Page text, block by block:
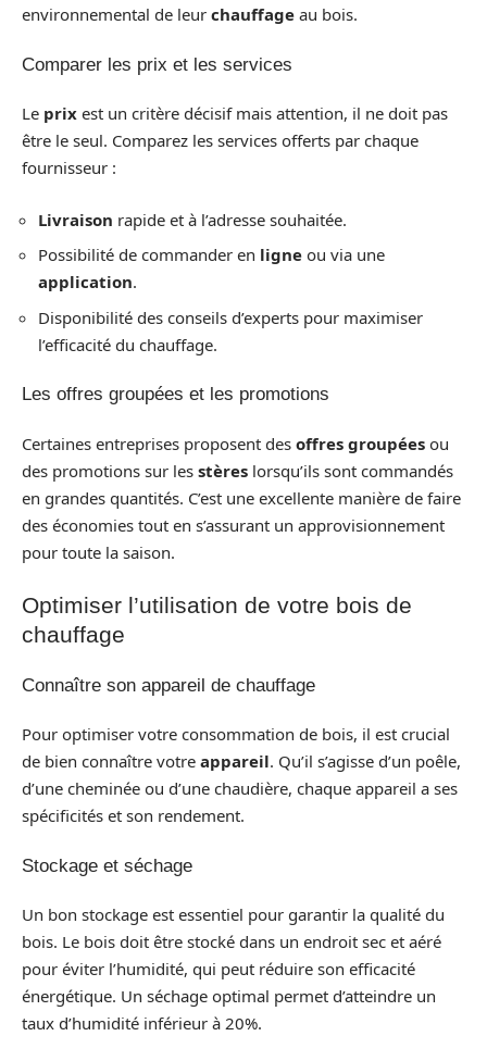
environnemental de leur chauffage au bois.
Comparer les prix et les services
Le prix est un critère décisif mais attention, il ne doit pas
être le seul. Comparez les services offerts par chaque
fournisseur :
Livraison rapide et à l’adresse souhaitée.
Possibilité de commander en ligne ou via une
application.
Disponibilité des conseils d’experts pour maximiser
l’efficacité du chauffage.
Les offres groupées et les promotions
Certaines entreprises proposent des offres groupées ou
des promotions sur les stères lorsqu’ils sont commandés
en grandes quantités. C’est une excellente manière de faire
des économies tout en s’assurant un approvisionnement
pour toute la saison.
Optimiser l’utilisation de votre bois de
chauffage
Connaître son appareil de chauffage
Pour optimiser votre consommation de bois, il est crucial
de bien connaître votre appareil. Qu’il s’agisse d’un poêle,
d’une cheminée ou d’une chaudière, chaque appareil a ses
spécificités et son rendement.
Stockage et séchage
Un bon stockage est essentiel pour garantir la qualité du
bois. Le bois doit être stocké dans un endroit sec et aéré
pour éviter l’humidité, qui peut réduire son efficacité
énergétique. Un séchage optimal permet d’atteindre un
taux d’humidité inférieur à 20%.